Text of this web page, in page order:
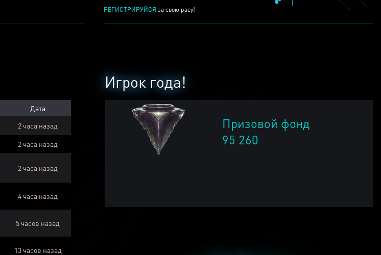
РЕГИСТРИРУЙСЯ за свою расу!
Игрок года!
Призовой фонд
95 260
Дата
2 часа назад
2 часа назад
2 часа назад
4 часа назад
5 часов назад
13 часов назад